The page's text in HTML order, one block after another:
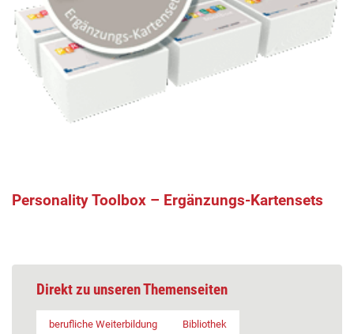
Personality Toolbox – Ergänzungs-Kartensets
Direkt zu unseren Themenseiten
berufliche Weiterbildung Bibliothek